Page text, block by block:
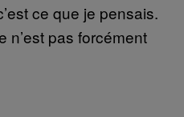
ce que je pensais.
n’est pas forcément